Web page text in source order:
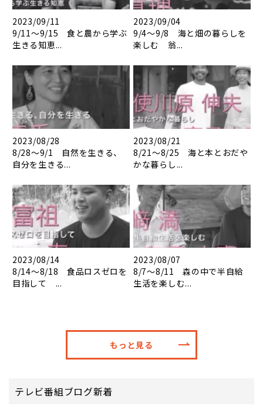
2023/09/11
9/11～9/15 食と農から学ぶ
生きる知恵...
2023/09/04
9/4～9/8 海と畑の暮らしを
楽しむ 翁...
2023/08/28
8/28～9/1 自然を生きる、
自分を生きる...
2023/08/21
8/21～8/25 海と本とおだや
かな暮らし...
2023/08/14
8/14～8/18 食品ロスゼロを
目指して ...
2023/08/07
8/7～8/11 森の中で半自給
生活を楽しむ...
もっと見る
テレビ番組ブログ新着